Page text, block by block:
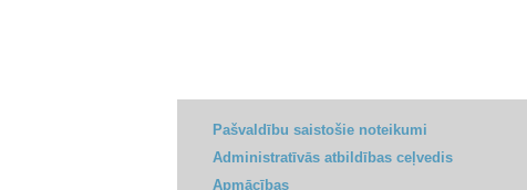
Pašvaldību saistošie noteikumi
Administratīvās atbildības ceļvedis
Apmācības